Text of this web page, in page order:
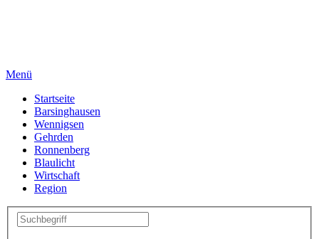
Menü
Startseite
Barsinghausen
Wennigsen
Gehrden
Ronnenberg
Blaulicht
Wirtschaft
Region